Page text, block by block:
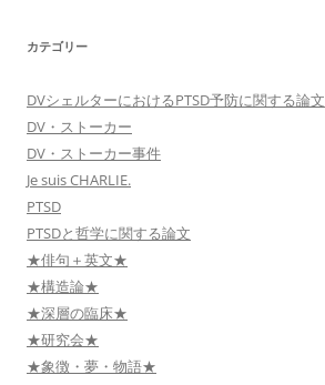
カテゴリー
DVシェルターにおけるPTSD予防に関する論文
DV・ストーカー
DV・ストーカー事件
Je suis CHARLIE.
PTSD
PTSDと哲学に関する論文
★俳句＋英文★
★構造論★
★深層の臨床★
★研究会★
★象徴・夢・物語★